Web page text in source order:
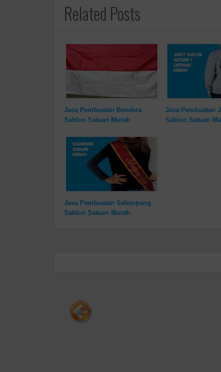
Related Posts
Jasa Pembuatan Bendera
Sablon Satuan Murah
Jasa Pembuatan
Sablon Satuan
Jasa Pembuatan Selempang
Sablon Satuan Murah